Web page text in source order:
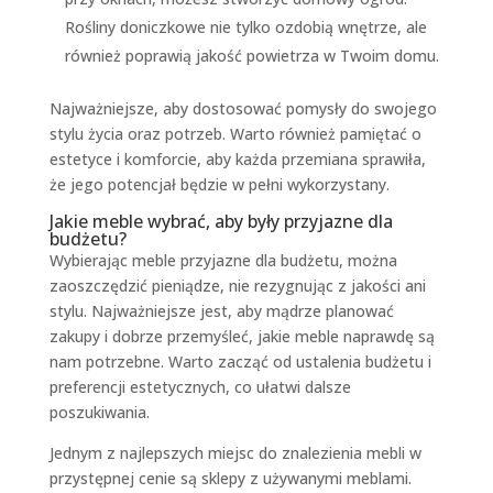
Rośliny doniczkowe nie tylko ozdobią wnętrze, ale
również poprawią jakość powietrza w Twoim domu.
Najważniejsze, aby dostosować pomysły do swojego
stylu życia oraz potrzeb. Warto również pamiętać o
estetyce i komforcie, aby każda przemiana sprawiła,
że jego potencjał będzie w pełni wykorzystany.
Jakie meble wybrać, aby były przyjazne dla
budżetu?
Wybierając meble przyjazne dla budżetu, można
zaoszczędzić pieniądze, nie rezygnując z jakości ani
stylu. Najważniejsze jest, aby mądrze planować
zakupy i dobrze przemyśleć, jakie meble naprawdę są
nam potrzebne. Warto zacząć od ustalenia budżetu i
preferencji estetycznych, co ułatwi dalsze
poszukiwania.
Jednym z najlepszych miejsc do znalezienia mebli w
przystępnej cenie są sklepy z używanymi meblami.